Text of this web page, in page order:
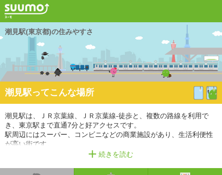
潮見駅(東京都)の住みやすさ
潮見駅ってこんな場所
潮見駅は、ＪＲ京葉線、ＪＲ京葉線-徒歩と、複数の路線を利用で
き、東京駅まで直通7分と好アクセスです。
駅周辺にはスーパー、コンビニなどの商業施設があり、生活利便性
が高い街です。
また、幼稚園・保育園があるので、教育環境も充実しています。
続きを読む